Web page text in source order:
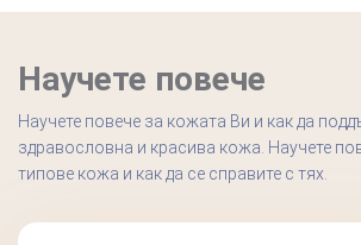
Научете повече
Научете повече за кожата Ви и как да
здравословна и красива кожа. Научете
типове кожа и как да се справите с тях.